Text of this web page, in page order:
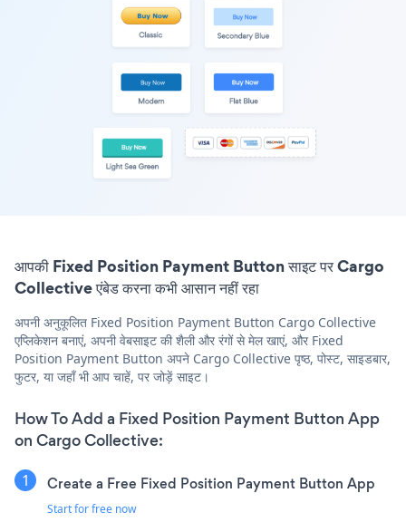
आपकी Fixed Position Payment Button साइट पर Cargo
Collective एंबेड करना कभी आसान नहीं रहा
अपनी अनुकूलित Fixed Position Payment Button Cargo Collective
एप्लिकेशन बनाएं, अपनी वेबसाइट की शैली और रंगों से मेल खाएं, और Fixed
Position Payment Button अपने Cargo Collective पृष्ठ, पोस्ट, साइडबार,
फुटर, या जहाँ भी आप चाहें, पर जोड़ें साइट।
How To Add a Fixed Position Payment Button App
on Cargo Collective:
Create a Free Fixed Position Payment Button App
Start for free now